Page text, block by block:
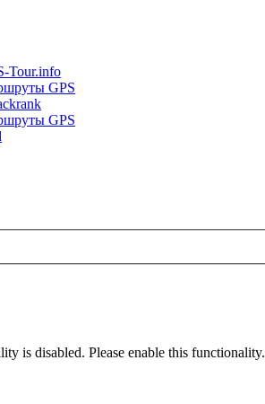
Tour.info
GPS
GPS
is disabled. Please enable this functionality.